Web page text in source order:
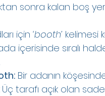
sonra kalan boş
için ‘booth’ kelimesi
içerisinde sıralı
Bir adanın
Üç tarafı açık olan